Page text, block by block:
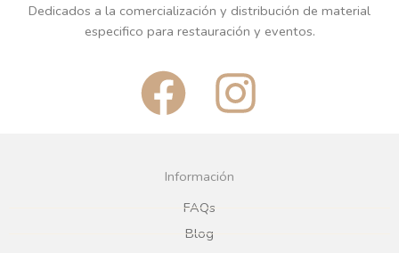
Dedicados a la comercialización y distribución de material
especifico para restauración y eventos.
F
a
c
e
I
n
Información
FAQs
Blog